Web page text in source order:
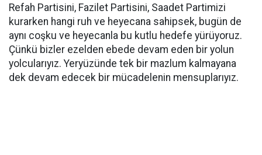
Refah Partisini, Fazilet Partisini, Saadet Partimizi
kurarken hangi ruh ve heyecana sahipsek, bugün de
aynı coşku ve heyecanla bu kutlu hedefe yürüyoruz.
Çünkü bizler ezelden ebede devam eden bir yolun
yolcularıyız. Yeryüzünde tek bir mazlum kalmayana
dek devam edecek bir mücadelenin mensuplarıyız.